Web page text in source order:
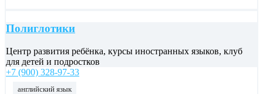
Полиглотики
Центр развития ребёнка, курсы иностранных языков, клуб
для детей и подростков
+7 (900) 328-97-33
английский язык